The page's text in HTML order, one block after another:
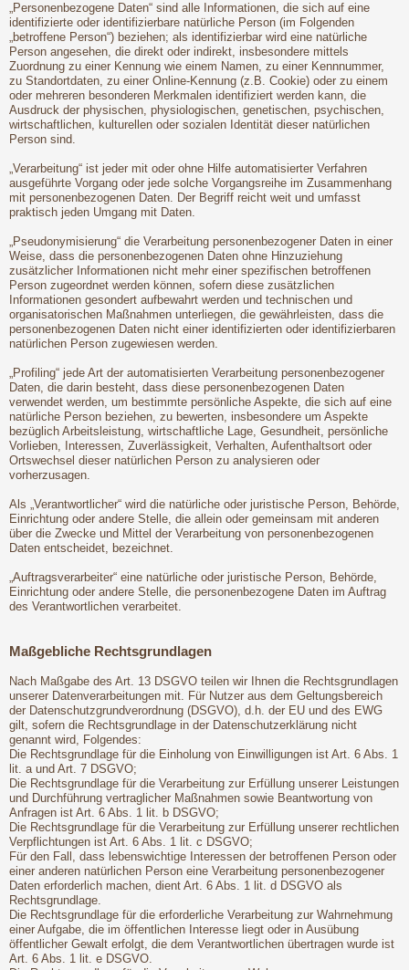
„Personenbezogene Daten“ sind alle Informationen, die sich auf eine
identifizierte oder identifizierbare natürliche Person (im Folgenden
„betroffene Person“) beziehen; als identifizierbar wird eine natürliche
Person angesehen, die direkt oder indirekt, insbesondere mittels
Zuordnung zu einer Kennung wie einem Namen, zu einer Kennnummer,
zu Standortdaten, zu einer Online-Kennung (z.B. Cookie) oder zu einem
oder mehreren besonderen Merkmalen identifiziert werden kann, die
Ausdruck der physischen, physiologischen, genetischen, psychischen,
wirtschaftlichen, kulturellen oder sozialen Identität dieser natürlichen
Person sind.
„Verarbeitung“ ist jeder mit oder ohne Hilfe automatisierter Verfahren
ausgeführte Vorgang oder jede solche Vorgangsreihe im Zusammenhang
mit personenbezogenen Daten. Der Begriff reicht weit und umfasst
praktisch jeden Umgang mit Daten.
„Pseudonymisierung“ die Verarbeitung personenbezogener Daten in einer
Weise, dass die personenbezogenen Daten ohne Hinzuziehung
zusätzlicher Informationen nicht mehr einer spezifischen betroffenen
Person zugeordnet werden können, sofern diese zusätzlichen
Informationen gesondert aufbewahrt werden und technischen und
organisatorischen Maßnahmen unterliegen, die gewährleisten, dass die
personenbezogenen Daten nicht einer identifizierten oder identifizierbaren
natürlichen Person zugewiesen werden.
„Profiling“ jede Art der automatisierten Verarbeitung personenbezogener
Daten, die darin besteht, dass diese personenbezogenen Daten
verwendet werden, um bestimmte persönliche Aspekte, die sich auf eine
natürliche Person beziehen, zu bewerten, insbesondere um Aspekte
bezüglich Arbeitsleistung, wirtschaftliche Lage, Gesundheit, persönliche
Vorlieben, Interessen, Zuverlässigkeit, Verhalten, Aufenthaltsort oder
Ortswechsel dieser natürlichen Person zu analysieren oder
vorherzusagen.
Als „Verantwortlicher“ wird die natürliche oder juristische Person, Behörde,
Einrichtung oder andere Stelle, die allein oder gemeinsam mit anderen
über die Zwecke und Mittel der Verarbeitung von personenbezogenen
Daten entscheidet, bezeichnet.
„Auftragsverarbeiter“ eine natürliche oder juristische Person, Behörde,
Einrichtung oder andere Stelle, die personenbezogene Daten im Auftrag
des Verantwortlichen verarbeitet.
Maßgebliche Rechtsgrundlagen
Nach Maßgabe des Art. 13 DSGVO teilen wir Ihnen die Rechtsgrundlagen
unserer Datenverarbeitungen mit. Für Nutzer aus dem Geltungsbereich
der Datenschutzgrundverordnung (DSGVO), d.h. der EU und des EWG
gilt, sofern die Rechtsgrundlage in der Datenschutzerklärung nicht
genannt wird, Folgendes:
Die Rechtsgrundlage für die Einholung von Einwilligungen ist Art. 6 Abs. 1
lit. a und Art. 7 DSGVO;
Die Rechtsgrundlage für die Verarbeitung zur Erfüllung unserer Leistungen
und Durchführung vertraglicher Maßnahmen sowie Beantwortung von
Anfragen ist Art. 6 Abs. 1 lit. b DSGVO;
Die Rechtsgrundlage für die Verarbeitung zur Erfüllung unserer rechtlichen
Verpflichtungen ist Art. 6 Abs. 1 lit. c DSGVO;
Für den Fall, dass lebenswichtige Interessen der betroffenen Person oder
einer anderen natürlichen Person eine Verarbeitung personenbezogener
Daten erforderlich machen, dient Art. 6 Abs. 1 lit. d DSGVO als
Rechtsgrundlage.
Die Rechtsgrundlage für die erforderliche Verarbeitung zur Wahrnehmung
einer Aufgabe, die im öffentlichen Interesse liegt oder in Ausübung
öffentlicher Gewalt erfolgt, die dem Verantwortlichen übertragen wurde ist
Art. 6 Abs. 1 lit. e DSGVO.